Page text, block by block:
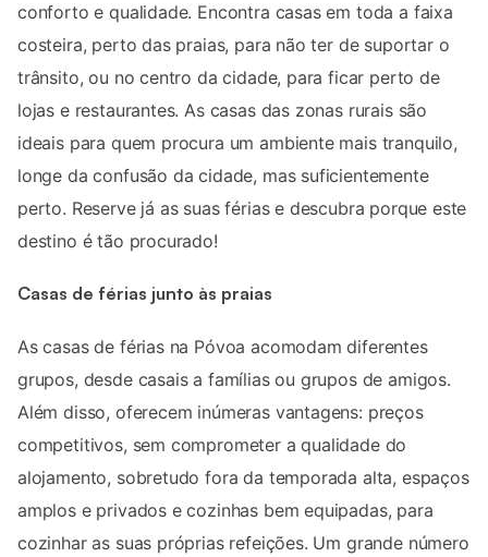
conforto e qualidade. Encontra casas em toda a faixa
costeira, perto das praias, para não ter de suportar o
trânsito, ou no centro da cidade, para ficar perto de
lojas e restaurantes. As casas das zonas rurais são
ideais para quem procura um ambiente mais tranquilo,
longe da confusão da cidade, mas suficientemente
perto. Reserve já as suas férias e descubra porque este
destino é tão procurado!
Casas de férias junto às praias
As casas de férias na Póvoa acomodam diferentes
grupos, desde casais a famílias ou grupos de amigos.
Além disso, oferecem inúmeras vantagens: preços
competitivos, sem comprometer a qualidade do
alojamento, sobretudo fora da temporada alta, espaços
amplos e privados e cozinhas bem equipadas, para
cozinhar as suas próprias refeições. Um grande número